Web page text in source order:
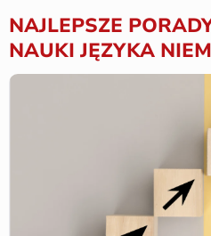
NAJLEPSZE
NAUKI JĘZYKA